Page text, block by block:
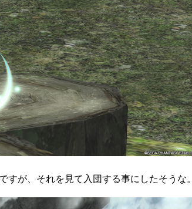
が、それを見て入団する事にしたそうな。